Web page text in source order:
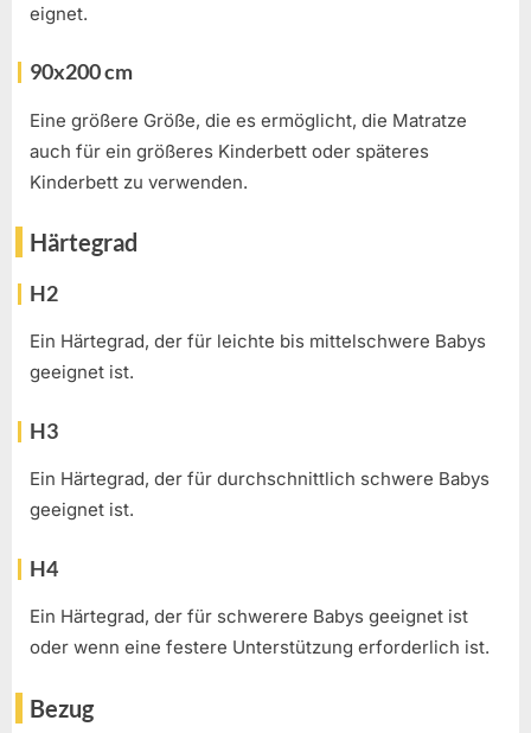
eignet.
90x200 cm
Eine größere Größe, die es ermöglicht, die Matratze
auch für ein größeres Kinderbett oder späteres
Kinderbett zu verwenden.
Härtegrad
H2
Ein Härtegrad, der für leichte bis mittelschwere Babys
geeignet ist.
H3
Ein Härtegrad, der für durchschnittlich schwere Babys
geeignet ist.
H4
Ein Härtegrad, der für schwerere Babys geeignet ist
oder wenn eine festere Unterstützung erforderlich ist.
Bezug